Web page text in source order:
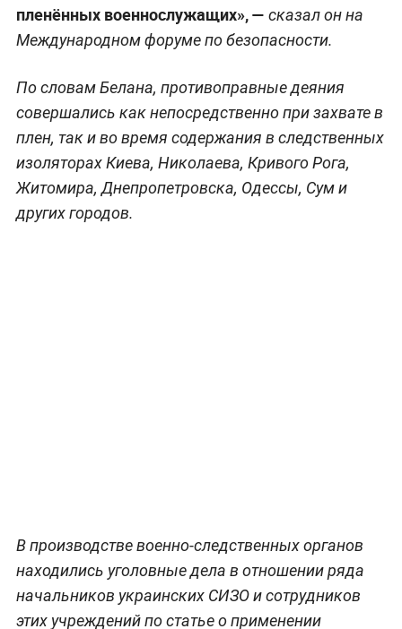
пленённых военнослужащих», — сказал он на
Международном форуме по безопасности.
По словам Белана, противоправные деяния
совершались как непосредственно при захвате в
плен, так и во время содержания в следственных
изоляторах Киева, Николаева, Кривого Рога,
Житомира, Днепропетровска, Одессы, Сум и
других городов.
В производстве военно-следственных органов
находились уголовные дела в отношении ряда
начальников украинских СИЗО и сотрудников
этих учреждений по статье о применении